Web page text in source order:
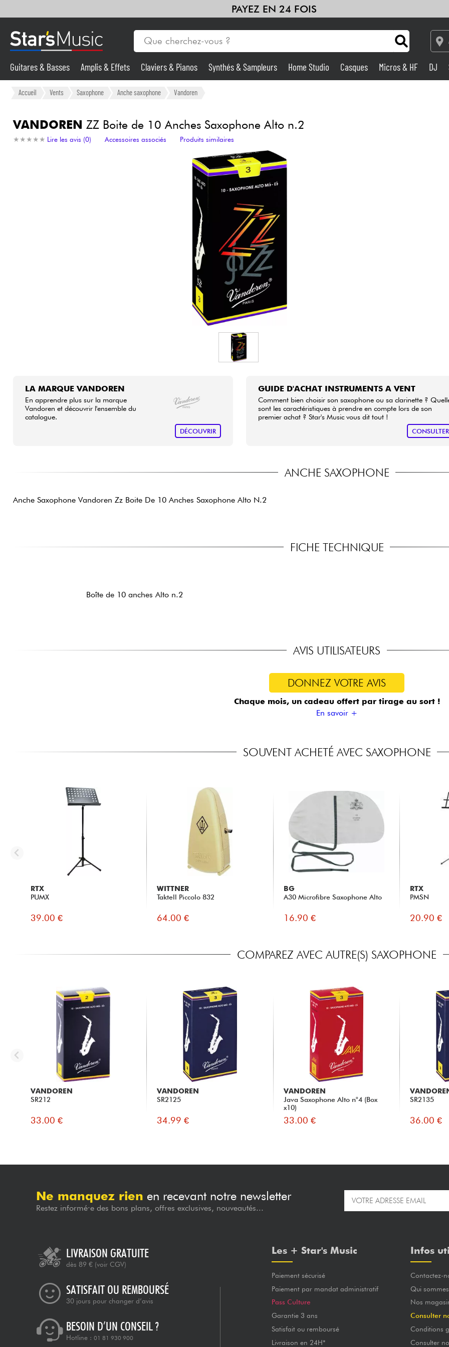
PAYEZ EN 24 FOIS
Guitares & Basses
Synthés & Sampleurs Home Studio
Micros & HF
Batteries & Percu
Packs
Guitares & Basses Amplis & Effets Claviers & Pianos Synthés & Sampleurs Home Studio Casques Micros & HF DJ
Accueil Vents Saxophone Anche saxophone Vandoren
VANDOREN ZZ Boite de 10 Anches Saxophone Alto n.2
★ ★ ★ ★ ★
★ ★ ★ ★ ★ Lire les avis (0) Accessoires associés Produits similaires
LA MARQUE VANDOREN
En apprendre plus sur la marque
Vandoren et découvrir l'ensemble du
catalogue.
DÉCOUVRIR
GUIDE D'ACHAT INSTRUMENTS A VENT
Comment bien choisir son saxophone ou sa clarinette ?
sont les caractéristiques à prendre en compte lors de son
premier achat ? Star's Music vous dit tout !
CONSULTER
ANCHE SAXOPHONE
Anche Saxophone Vandoren Zz Boite De 10 Anches Saxophone Alto N.2
FICHE TECHNIQUE
Boîte de 10 anches Alto n.2
AVIS UTILISATEURS
DONNEZ VOTRE AVIS
Chaque mois, un cadeau offert par tirage au sort !
En savoir +
SOUVENT ACHETÉ AVEC SAXOPHONE
RTX
PUMX
39.00 €
WITTNER
Taktell Piccolo 832
64.00 €
BG
A30 Microfibre Saxophone Alto
16.90 €
RTX
PMSN
20.90 €
COMPAREZ AVEC AUTRE(S) SAXOPHONE
VANDOREN
SR212
33.00 €
VANDOREN
SR2125
34.99 €
VANDOREN
Java Saxophone Alto n°4 (Box
x10)
33.00 €
SR2135
36.00 €
Ne manquez rien en recevant notre newsletter
Restez informé·e des bons plans, offres exclusives, nouveautés...
LIVRAISON GRATUITE
dès 89 € (voir CGV)
SATISFAIT OU REMBOURSÉ
30 jours pour changer d’avis
BESOIN D’UN CONSEIL ?
Hotline : 01 81 930 900
Les + Star's Music
Paiement sécurisé
Paiement par mandat administratif
Pass Culture
Garantie 3 ans
Satisfait ou remboursé
Livraison en 24H*
Infos
Contactez-
Qui
Nos
Consulter
Conditions
Consulter